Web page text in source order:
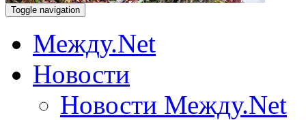
Toggle navigation
Между.Net
Новости
Новости Между.Net